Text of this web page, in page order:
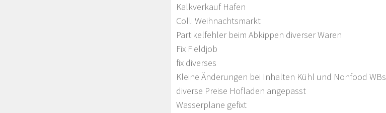
Kalkverkauf Hafen
Colli Weihnachtsmarkt
Partikelfehler beim Abkippen diverser Waren
Fix Fieldjob
fix diverses
Kleine Änderungen bei Inhalten Kühl und Nonfood WBs
diverse Preise Hofladen angepasst
Wasserplane gefixt